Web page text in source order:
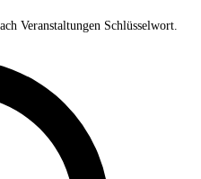
Veranstaltungen Schlüsselwort.